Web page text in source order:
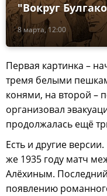
8 марта, 12:00
"Вокруг
Первая картинка –
тремя белыми
конями, на второй –
организовал
продолжалась ещё
Есть и другие
же 1935 году матч
Алёхиным.
появлению